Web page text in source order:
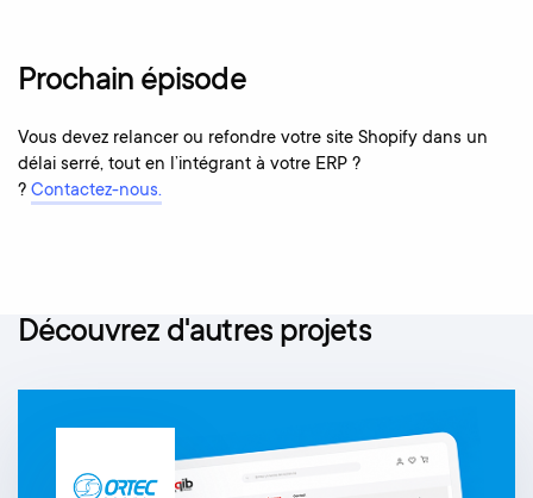
Prochain épisode
Vous devez relancer ou refondre votre site Shopify dans un
délai serré, tout en l’intégrant à votre ERP ?
? Contactez-nous.
Découvrez d'autres projets